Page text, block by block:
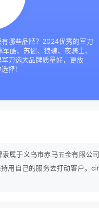
哪些品牌？2024优秀的军刀
酷、苏健、狼瑔、夜骑士、
刀选大品牌质量好，更放
择！
属于义乌市赤马五金有限公
用自己的服务去打动客户。